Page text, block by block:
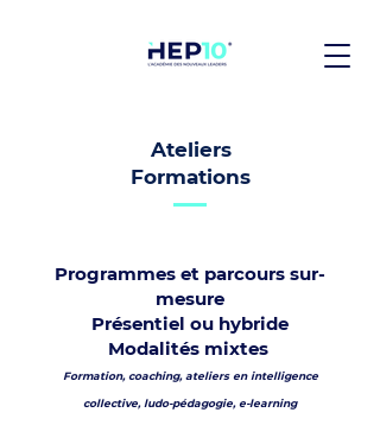
Ateliers
Formations
Programmes et parcours sur-
mesure
Présentiel ou hybride
Modalités mixtes
Formation, coaching, ateliers en intelligence
collective, ludo-pédagogie, e-learning